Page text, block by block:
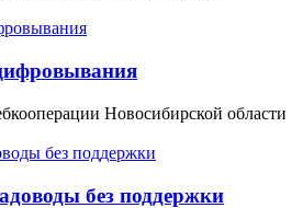
Новосибирской области
без поддержки